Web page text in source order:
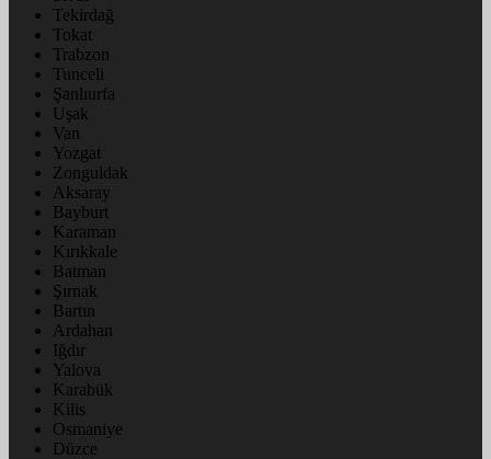
Tekirdağ
Tokat
Trabzon
Tunceli
Şanlıurfa
Uşak
Van
Yozgat
Zonguldak
Aksaray
Bayburt
Karaman
Kırıkkale
Batman
Şırnak
Bartın
Ardahan
Iğdır
Yalova
Karabük
Kilis
Osmaniye
Düzce